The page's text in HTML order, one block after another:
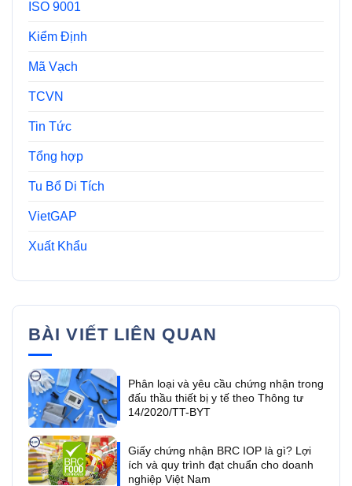
ISO 9001
Kiểm Định
Mã Vạch
TCVN
Tin Tức
Tổng hợp
Tu Bổ Di Tích
VietGAP
Xuất Khẩu
BÀI VIẾT LIÊN QUAN
Phân loại và yêu cầu chứng nhận trong
đấu thầu thiết bị y tế theo Thông tư
14/2020/TT-BYT
Giấy chứng nhận BRC IOP là gì? Lợi
ích và quy trình đạt chuẩn cho doanh
nghiệp Việt Nam